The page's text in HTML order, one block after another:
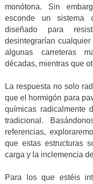
monótona. Sin
esconde un sistema
diseñado para
desintegrarían
algunas carreteras
décadas, mientras que
La respuesta no solo
que el hormigón para
químicas radicalmente
tradicional.
referencias,
que estas estructuras
carga y la inclemencia
Para los que estéis